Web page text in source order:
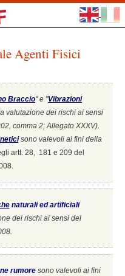
Agenti Fisici
Braccio" e "Vibrazioni
valutazione dei rischi ai sensi
comma 2; Allegato XXXV).
sono valevoli ai fini della
artt. 28, 181 e 209 del
naturali ed artificiali
dei rischi ai sensi del
rumore sono valevoli ai fini